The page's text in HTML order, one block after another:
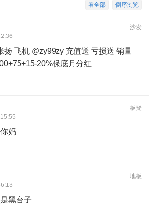
倒序浏览
看全部
沙发
扬 飞机 @zy99zy 充值送 亏损送 销量
20%保底月分红
板凳
妈
地板
黑台子